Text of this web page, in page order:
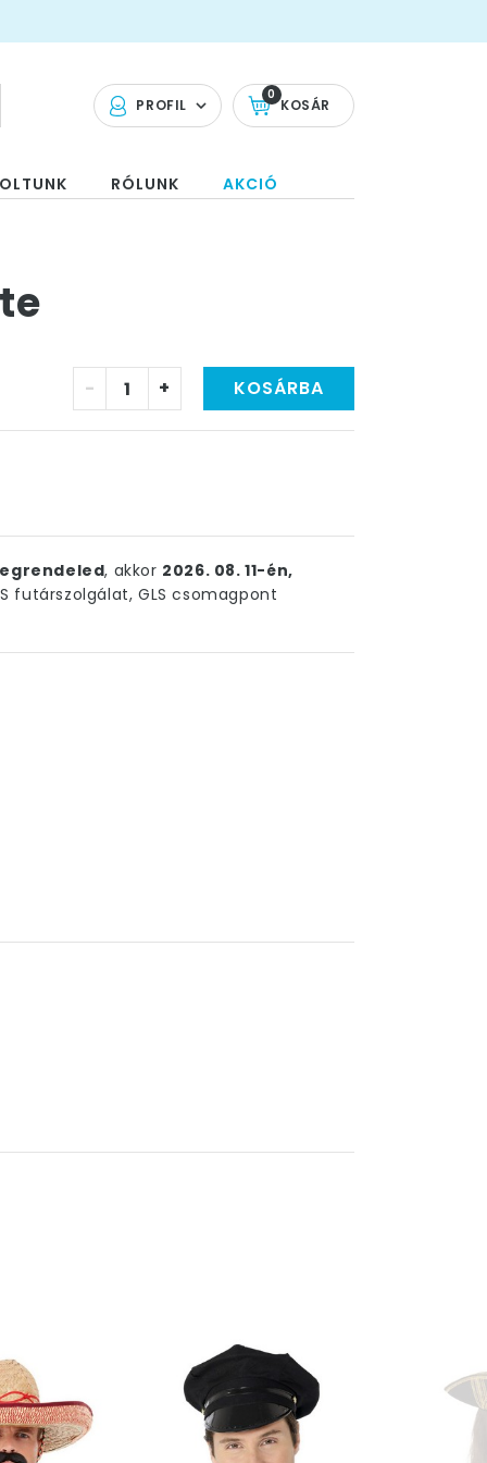
PROFIL KOSÁR
0
RÓLUNK AKCIÓ
- + KOSÁRBA
, akkor 2026. 08. 11-én,
futárszolgálat, GLS csomagpont